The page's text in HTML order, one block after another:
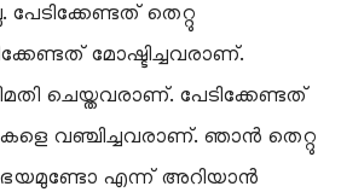
പേടിക്കേണ്ടത് തെറ്റു
മോഷ്ടിച്ചവരാണ്.
ചെയ്തവരാണ്. പേടിക്കേണ്ടത്
വഞ്ചിച്ചവരാണ്. ഞാൻ തെറ്റു
ഭയമുണ്ടോ എന്ന് അറിയാൻ